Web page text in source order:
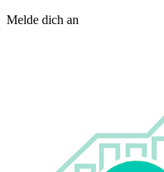
Melde dich an